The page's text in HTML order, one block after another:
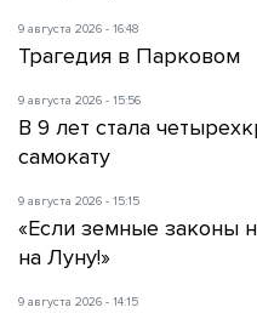
9 августа 2026 - 16:48
Трагедия в Парковом
9 августа 2026 - 15:56
В 9 лет стала
самокату
9 августа 2026 - 15:15
«Если земные законы
на Луну!»
9 августа 2026 - 14:15